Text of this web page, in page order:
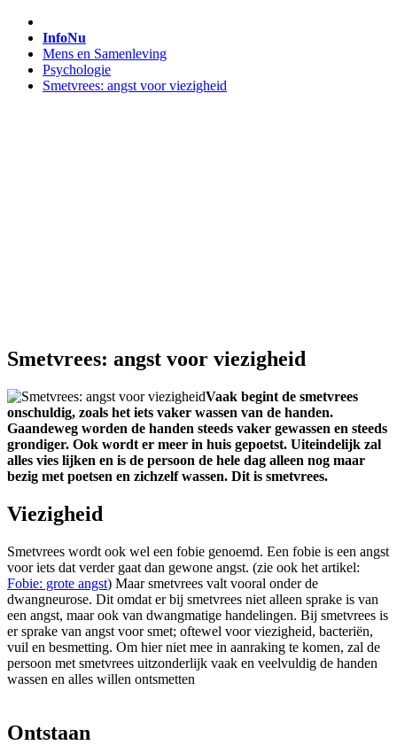
InfoNu
Mens en Samenleving
Psychologie
Smetvrees: angst voor viezigheid
Smetvrees: angst voor viezigheid
Vaak begint de smetvrees
onschuldig, zoals het iets vaker wassen van de handen.
Gaandeweg worden de handen steeds vaker gewassen en steeds
grondiger. Ook wordt er meer in huis gepoetst. Uiteindelijk zal
alles vies lijken en is de persoon de hele dag alleen nog maar
bezig met poetsen en zichzelf wassen. Dit is smetvrees.
Viezigheid
Smetvrees wordt ook wel een fobie genoemd. Een fobie is een angst
voor iets dat verder gaat dan gewone angst. (zie ook het artikel:
Fobie: grote angst) Maar smetvrees valt vooral onder de
dwangneurose. Dit omdat er bij smetvrees niet alleen sprake is van
een angst, maar ook van dwangmatige handelingen. Bij smetvrees is
er sprake van angst voor smet; oftewel voor viezigheid, bacteriën,
vuil en besmetting. Om hier niet mee in aanraking te komen, zal de
persoon met smetvrees uitzonderlijk vaak en veelvuldig de handen
wassen en alles willen ontsmetten
Ontstaan